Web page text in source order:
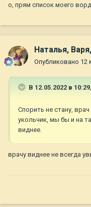
о, прям список моего
Наталья,
Опубликовано 12
В 12.05.2022 в 10:29,
Спорить не стану,
укольчик, мы бы и на
виднее.
врачу виднее не всегда